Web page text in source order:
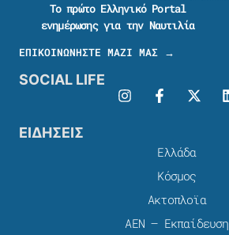
Το πρώτο Ελληνικό Portal
ενημέρωσης για την Ναυτιλία
ΕΠΙΚΟΙΝΩΝΗΣΤΕ ΜΑΖΙ ΜΑΣ →
SOCIAL LIFE
ΕΙΔΗΣΕΙΣ
Ελλάδα
Κόσμος
Ακτοπλοϊα
ΑΕΝ – Εκπαίδευση